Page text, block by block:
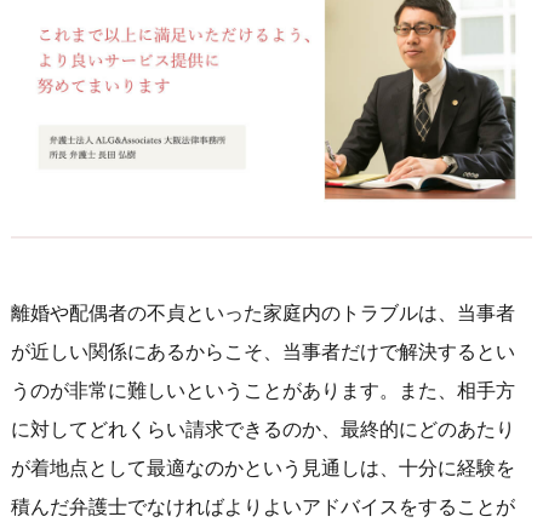
離婚や配偶者の不貞といった家庭内のトラブルは、当事者
が近しい関係にあるからこそ、当事者だけで解決するとい
うのが非常に難しいということがあります。また、相手方
に対してどれくらい請求できるのか、最終的にどのあたり
が着地点として最適なのかという見通しは、十分に経験を
積んだ弁護士でなければよりよいアドバイスをすることが